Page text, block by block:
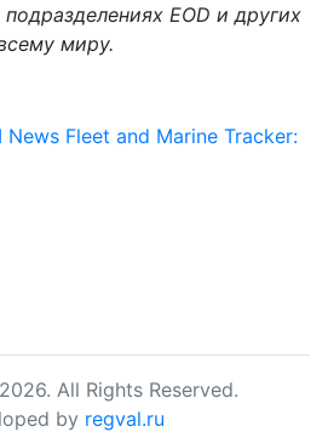
EOD и других
миру.
News Fleet and Marine Tracker:
All Rights Reserved.
by regval.ru